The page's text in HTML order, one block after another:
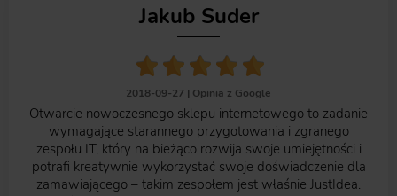
Raportowanie osiągnięć, kontakt, jakość tworzonych
materiałów reklamowych, dopasowane do klienta
strategie, influence marketing, znajomość trendów - to
wszystko oceniam na 9-10/10. Polecam każdemu agencję
JustIdea (może to trochę zbyt oficjalne jak na opinie w
Google, ale ręczę, że wyraziłem szczere, własne i
niewymuszone zdanie).
Jakub Suder
2018-09-27 | Opinia z Google
Otwarcie nowoczesnego sklepu internetowego to zadanie
wymagające starannego przygotowania i zgranego
zespołu IT, który na bieżąco rozwija swoje umiejętności i
potrafi kreatywnie wykorzystać swoje doświadczenie dla
zamawiającego – takim zespołem jest właśnie JustIdea.